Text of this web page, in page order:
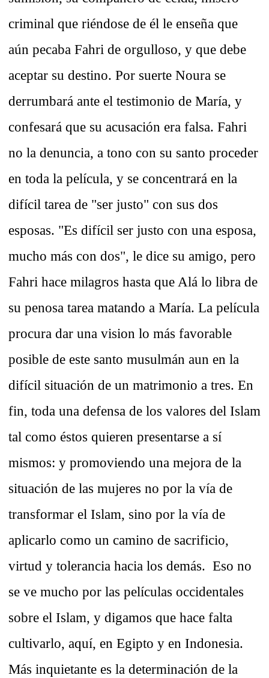
criminal que riéndose de él le enseña que
aún pecaba Fahri de orgulloso, y que debe
aceptar su destino. Por suerte Noura se
derrumbará ante el testimonio de María, y
confesará que su acusación era falsa. Fahri
no la denuncia, a tono con su santo proceder
en toda la película, y se concentrará en la
difícil tarea de "ser justo" con sus dos
esposas. "Es difícil ser justo con una esposa,
mucho más con dos", le dice su amigo, pero
Fahri hace milagros hasta que Alá lo libra de
su penosa tarea matando a María. La película
procura dar una vision lo más favorable
posible de este santo musulmán aun en la
difícil situación de un matrimonio a tres. En
fin, toda una defensa de los valores del Islam
tal como éstos quieren presentarse a sí
mismos: y promoviendo una mejora de la
situación de las mujeres no por la vía de
transformar el Islam, sino por la vía de
aplicarlo como un camino de sacrificio,
virtud y tolerancia hacia los demás. Eso no
se ve mucho por las películas occidentales
sobre el Islam, y digamos que hace falta
cultivarlo, aquí, en Egipto y en Indonesia.
Más inquietante es la determinación de la